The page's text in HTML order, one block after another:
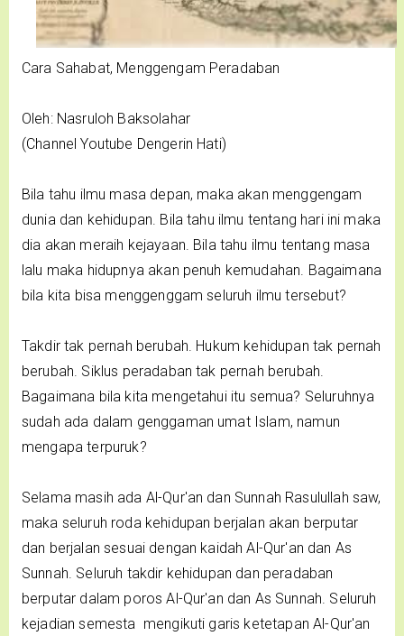
Cara Sahabat, Menggengam Peradaban
Oleh: Nasruloh Baksolahar
(Channel Youtube Dengerin Hati)
Bila tahu ilmu masa depan, maka akan menggengam
dunia dan kehidupan. Bila tahu ilmu tentang hari ini maka
dia akan meraih kejayaan. Bila tahu ilmu tentang masa
lalu maka hidupnya akan penuh kemudahan. Bagaimana
bila kita bisa menggenggam seluruh ilmu tersebut?
Takdir tak pernah berubah. Hukum kehidupan tak pernah
berubah. Siklus peradaban tak pernah berubah.
Bagaimana bila kita mengetahui itu semua? Seluruhnya
sudah ada dalam genggaman umat Islam, namun
mengapa terpuruk?
Selama masih ada Al-Qur'an dan Sunnah Rasulullah saw,
maka seluruh roda kehidupan berjalan akan berputar
dan berjalan sesuai dengan kaidah Al-Qur'an dan As
Sunnah. Seluruh takdir kehidupan dan peradaban
berputar dalam poros Al-Qur'an dan As Sunnah. Seluruh
kejadian semesta mengikuti garis ketetapan Al-Qur'an